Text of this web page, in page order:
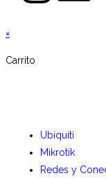
×
Carrito
Ubiquiti
Mikrotik
Redes y